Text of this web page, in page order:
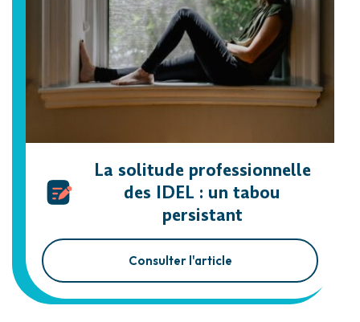
La solitude professionnelle
des IDEL : un tabou
persistant
Consulter l'article